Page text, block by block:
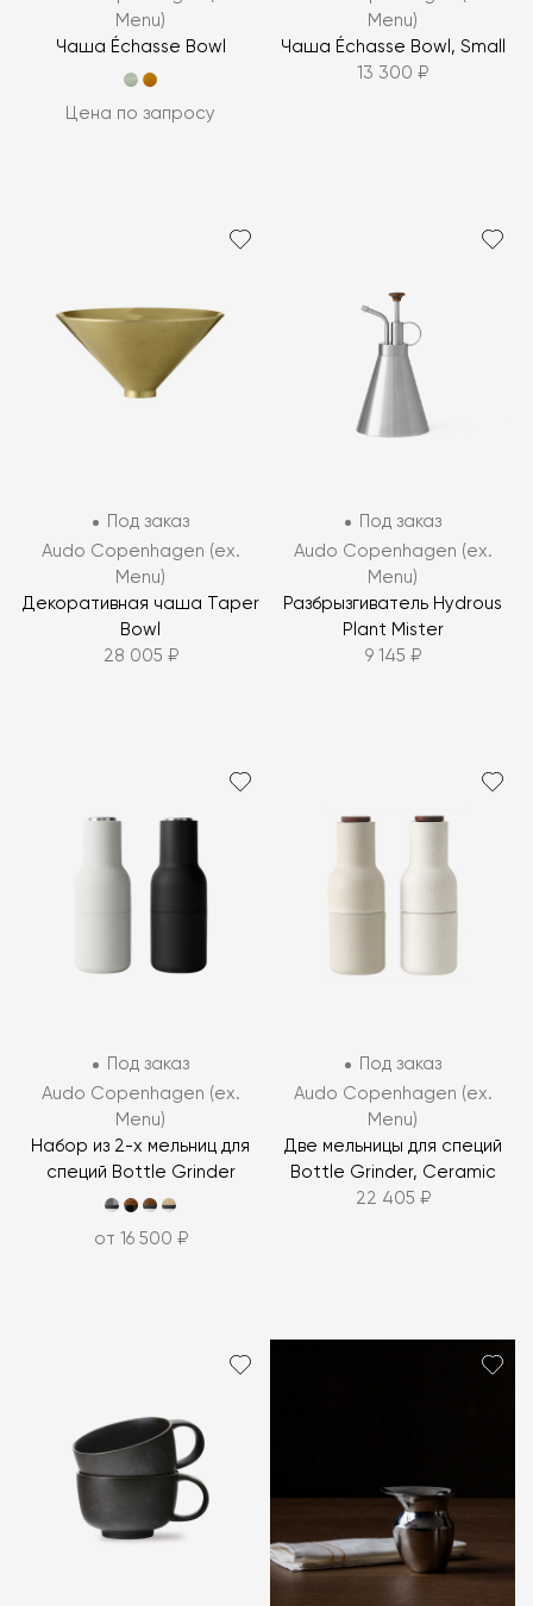
Menu)
Чаша Échasse Bowl
Цена по запросу
Menu)
Чаша Échasse Bowl, Small
13 300 ₽
Под заказ
Audo Copenhagen (ex.
Menu)
Декоративная чаша Taper
Bowl
28 005 ₽
Под заказ
Audo Copenhagen (ex.
Menu)
Разбрызгиватель Hydrous
Plant Mister
9 145 ₽
Под заказ
Audo Copenhagen (ex.
Menu)
Набор из 2-x мельниц для
специй Bottle Grinder
от 16 500 ₽
Под заказ
Audo Copenhagen (ex.
Menu)
Две мельницы для специй
Bottle Grinder, Ceramic
22 405 ₽